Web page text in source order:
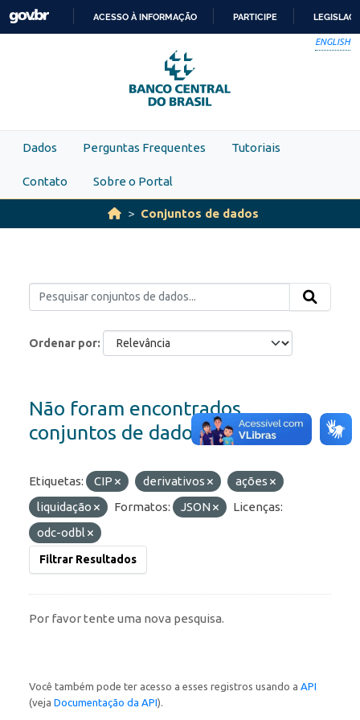
Skip to main content
PARA
O
CONTEÚDO
ACESSO À INFORMAÇÃO PARTICIPE
ENGLISH
Dados Perguntas Frequentes Tutoriais
Contato Sobre o Portal
Conjuntos de dados
Ordenar por
Não foram encontrados
conjuntos de dados
Etiquetas: CIP derivativos
ações
liquidação
Formatos: JSON
Licenças:
odc-odbl
Filtrar Resultados
Por favor tente uma nova pesquisa.
Você também pode ter acesso a esses registros usando a API
(veja Documentação da API).